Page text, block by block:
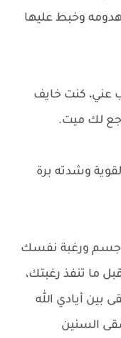
وخبط عليها
عني، كنت خايف
لك ميت.
وشدته برة
جسم ورغبة نفسك
ما تنفذ رغبتك،
بين أيادي الله
السنين